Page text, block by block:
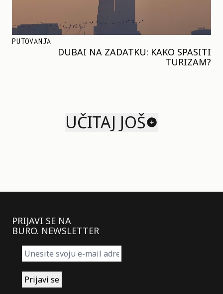
PUTOVANJA
DUBAI NA ZADATKU: KAKO SPASITI
TURIZAM?
UČITAJ JOŠ
PRIJAVI SE NA
BURO. NEWSLETTER